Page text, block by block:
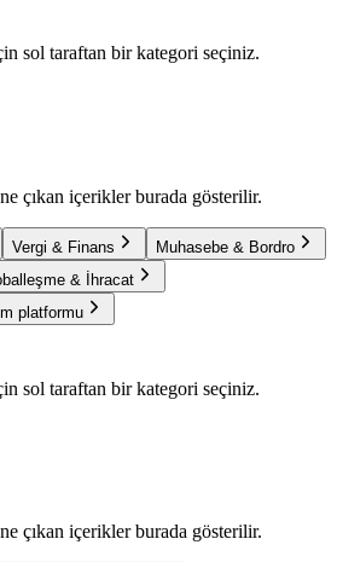
sol taraftan bir kategori seçiniz.
çıkan içerikler burada gösterilir.
Vergi & Finans
Muhasebe & Bordro
& İhracat
platformu
sol taraftan bir kategori seçiniz.
çıkan içerikler burada gösterilir.